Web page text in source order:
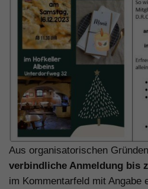
Aus organisatorischen
verbindliche Anmeldung bis
im Kommentarfeld mit Angabe